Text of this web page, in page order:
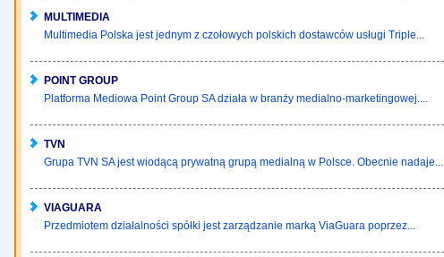
MULTIMEDIA
Multimedia Polska jest jednym z czołowych polskich dostawców usługi Triple...
POINT GROUP
Platforma Mediowa Point Group SA działa w branży medialno-marketingowej....
TVN
Grupa TVN SA jest wiodącą prywatną grupą medialną w Polsce. Obecnie nadaje...
VIAGUARA
Przedmiotem działalności spółki jest zarządzanie marką ViaGuara poprzez...